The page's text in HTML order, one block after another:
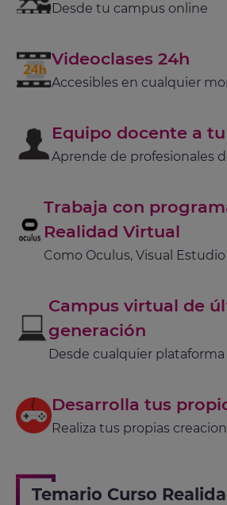
Desde tu campus online
Videoclases 24h
Accesibles en cualquier
Equipo docente a
Aprende de profesionales
Trabaja con
Realidad Virtual
Como Oculus, Visual
Campus virtual de
generación
Desde cualquier plataforma
Desarrolla tus
Realiza tus propias
Temario Curso